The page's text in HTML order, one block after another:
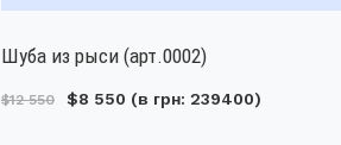
Шуба из рыси (арт.0002)
$12 550 $8 550 (в грн: 239400)